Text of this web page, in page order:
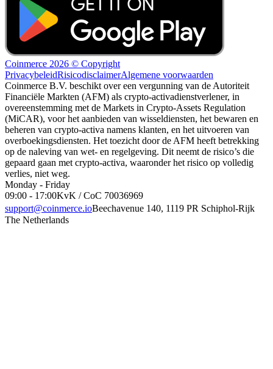
Coinmerce 2026 © Copyright
PrivacybeleidRisicodisclaimerAlgemene voorwaarden
Coinmerce B.V. beschikt over een vergunning van de Autoriteit
Financiële Markten (AFM) als crypto-activadienstverlener, in
overeenstemming met de Markets in Crypto-Assets Regulation
(MiCAR), voor het aanbieden van wisseldiensten, het bewaren en
beheren van crypto-activa namens klanten, en het uitvoeren van
overboekingsdiensten. Het toezicht door de AFM heeft betrekking
op de naleving van wet- en regelgeving. Dit neemt de risico’s die
gepaard gaan met crypto-activa, waaronder het risico op volledig
verlies, niet weg.
Monday - Friday
09:00 - 17:00KvK / CoC 70036969
support@coinmerce.ioBeechavenue 140, 1119 PR Schiphol-Rijk
The Netherlands